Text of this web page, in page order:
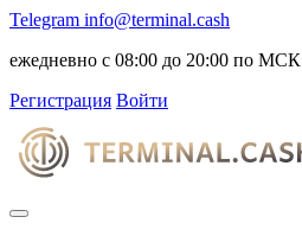
Telegram info@terminal.cash
ежедневно с 08:00 до 20:00 по МСК
Регистрация Войти